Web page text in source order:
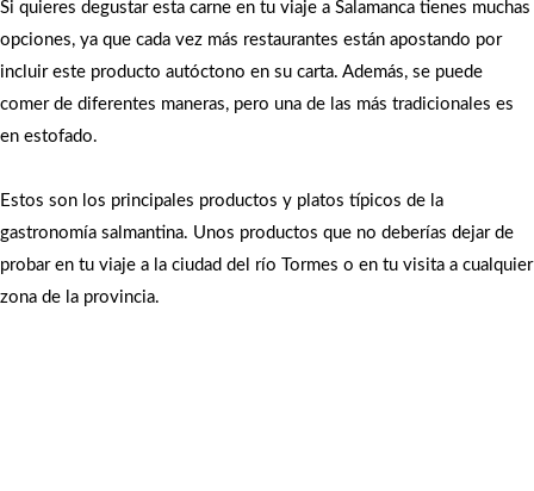
Si quieres degustar esta carne en tu viaje a Salamanca tienes muchas
opciones, ya que cada vez más restaurantes están apostando por
incluir este producto autóctono en su carta. Además, se puede
comer de diferentes maneras, pero una de las más tradicionales es
en estofado.
Estos son los principales productos y platos típicos de la
gastronomía salmantina. Unos productos que no deberías dejar de
probar en tu viaje a la ciudad del río Tormes o en tu visita a cualquier
zona de la provincia.